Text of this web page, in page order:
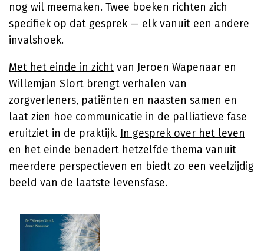
nog wil meemaken. Twee boeken richten zich
specifiek op dat gesprek — elk vanuit een andere
invalshoek.
Met het einde in zicht van Jeroen Wapenaar en
Willemjan Slort brengt verhalen van
zorgverleners, patiënten en naasten samen en
laat zien hoe communicatie in de palliatieve fase
eruitziet in de praktijk. In gesprek over het leven
en het einde benadert hetzelfde thema vanuit
meerdere perspectieven en biedt zo een veelzijdig
beeld van de laatste levensfase.